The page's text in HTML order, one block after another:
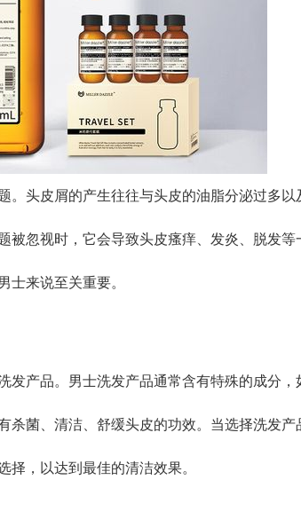
。头皮屑的产生往往与头皮的油脂分泌过多以
被忽视时，它会导致头皮瘙痒、发炎、脱发等
士来说至关重要。
发产品。男士洗发产品通常含有特殊的成分，
杀菌、清洁、舒缓头皮的功效。当选择洗发产
择，以达到最佳的清洁效果。